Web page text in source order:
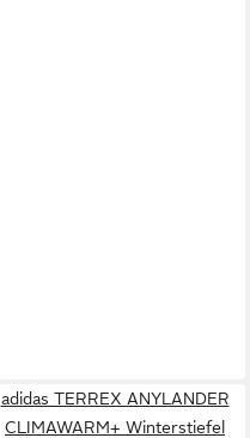
adidas TERREX ANYLANDER
CLIMAWARM+ Winterstiefel